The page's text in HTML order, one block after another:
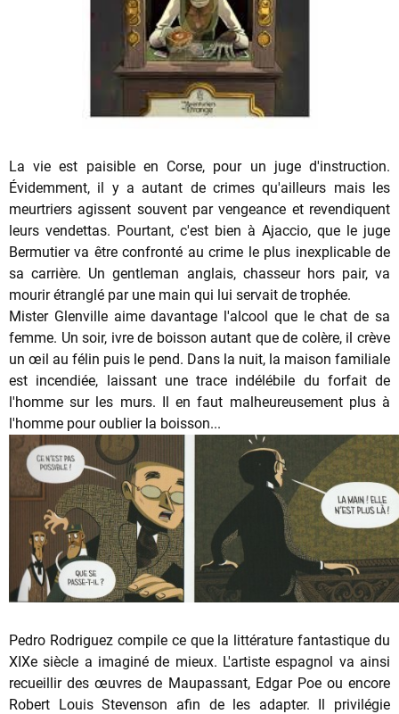
La vie est paisible en Corse, pour un juge d'instruction.
Évidemment, il y a autant de crimes qu'ailleurs mais les
meurtriers agissent souvent par vengeance et revendiquent
leurs vendettas. Pourtant, c'est bien à Ajaccio, que le juge
Bermutier va être confronté au crime le plus inexplicable de
sa carrière. Un gentleman anglais, chasseur hors pair, va
mourir étranglé par une main qui lui servait de trophée.
Mister Glenville aime davantage l'alcool que le chat de sa
femme. Un soir, ivre de boisson autant que de colère, il crève
un œil au félin puis le pend. Dans la nuit, la maison familiale
est incendiée, laissant une trace indélébile du forfait de
l'homme sur les murs. Il en faut malheureusement plus à
l'homme pour oublier la boisson...
Pedro Rodriguez compile ce que la littérature fantastique du
XIXe siècle a imaginé de mieux. L'artiste espagnol va ainsi
recueillir des œuvres de Maupassant, Edgar Poe ou encore
Robert Louis Stevenson afin de les adapter. Il privilégie